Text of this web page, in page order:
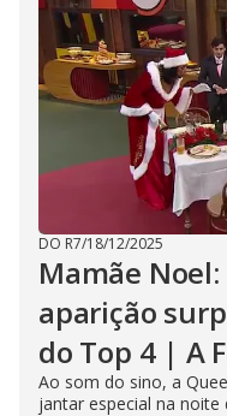
DO R7/18/12/2025
Mamãe
aparição
do Top 4 | A
Ao som do sino, a
jantar especial na noite